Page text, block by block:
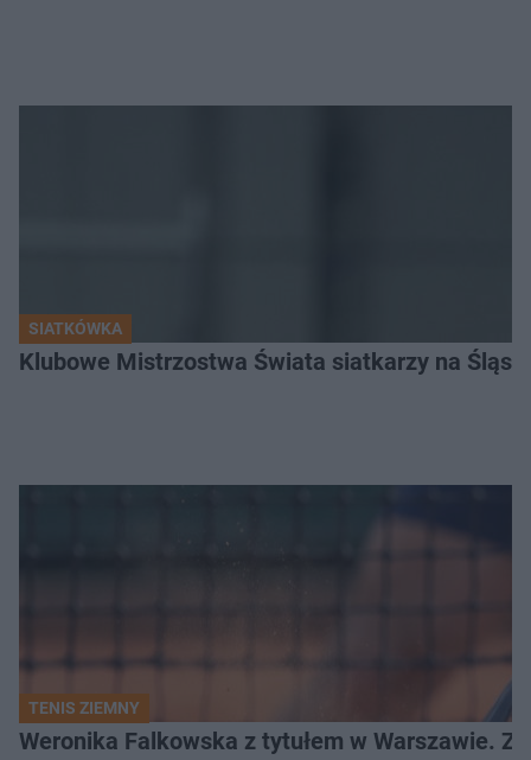
SIATKÓWKA
Klubowe Mistrzostwa Świata siatkarzy na
TENIS ZIEMNY
Weronika Falkowska z tytułem w Warszawie.